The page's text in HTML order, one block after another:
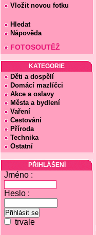
Vložit novou fotku
Hledat
Nápověda
FOTOSOUTĚŽ
KATEGORIE
Děti a dospělí
Domácí mazlíčci
Akce a oslavy
Města a bydlení
Vaření
Cestování
Příroda
Technika
Ostatní
PŘIHLÁŠENÍ
Jméno :
Heslo :
trvale